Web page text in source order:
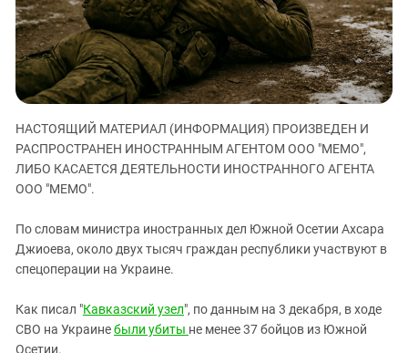
ЗАСТАВЛЯЕТ
КАВКАЗ ЗА ПАЛЕСТИНУ
ИНАКОМЫСЛИЕ В ЧЕЧНЕ
ПРЕСЛЕДОВАНИЕ АКТИВИСТОВ
МОБИЛИЗАЦИЯ И ПРОТЕСТЫ
Дагестан
Ингушетия
Кабардино-Балкария
Калмыкия
Карачаево-Черкесия
Краснодарский край
Нагорный Карабах
Северная Осетия - Алания
Ставропольский край
НАСТОЯЩИЙ МАТЕРИАЛ (ИНФОРМАЦИЯ) ПРОИЗВЕДЕН И
РАСПРОСТРАНЕН ИНОСТРАННЫМ АГЕНТОМ ООО "МЕМО",
ЛИБО КАСАЕТСЯ ДЕЯТЕЛЬНОСТИ ИНОСТРАННОГО АГЕНТА
ООО "МЕМО".
По словам министра иностранных дел Южной Осетии Ахсара
Джиоева, около двух тысяч граждан республики участвуют в
спецоперации на Украине.
Как писал "Кавказский узел", по данным на 3 декабря, в ходе
СВО на Украинебыли убиты не менее 37 бойцов из Южной
Осетии.